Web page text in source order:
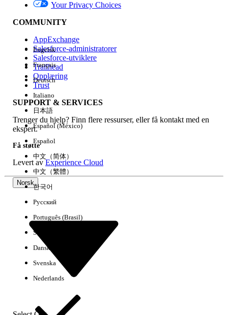
Utgave
Erfaring
Fjern alle Utført
Kontroller stavemåten i søkeordene.
Your Privacy Choices
COMMUNITY
AppExchange
Salesforce-administratorer
Salesforce-utviklere
Trailhead
Opplæring
Trust
SUPPORT & SERVICES
Trenger du hjelp? Finn flere ressurser, eller få kontakt med en
ekspert.
Få støtte
Levert avExperience Cloud
Norsk
Engelsk
Français
Deutsch
Italiano
日本語
Español (México)
Español
中文（简体）
中文（繁體）
한국어
Русский
Português (Brasil)
Suomi
Dansk
Svenska
Nederlands